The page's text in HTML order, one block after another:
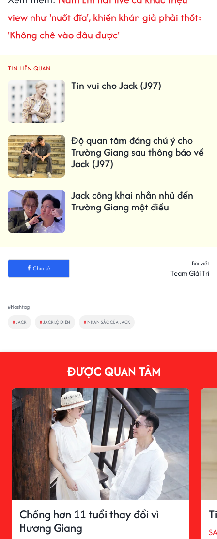
view như 'nuốt đĩa', khiến khán giả phải thốt:
'Không chê vào đâu được'
TIN LIÊN QUAN
Tin vui cho Jack (J97)
Độ quan tâm đáng chú ý cho
Trường Giang sau thông báo về
Jack (J97)
Jack công khai nhắn nhủ đến
Trường Giang một điều
Chia sẻ
Bài viết
Team Giải Trí
#Hashtag
# JACK # JACK LỘ DIỆN # NHAN SẮC CỦA JACK
ĐƯỢC QUAN TÂM
Chồng hơn 11 tuổi thay đổi vì
Hương Giang